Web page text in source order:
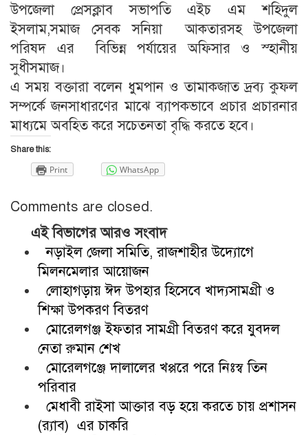
উপজেলা প্রেসক্লাব সভাপতি এইচ এম শহিদুল
ইসলাম,সমাজ সেবক সনিয়া আকতারসহ উপজেলা
পরিষদ এর বিভিন্ন পর্যায়ের অফিসার ও স্হানীয়
সুধীসমাজ।
এ সময় বক্তারা বলেন ধুমপান ও তামাকজাত দ্রব্য কুফল
সম্পর্কে জনসাধারণের মাঝে ব্যাপকভাবে প্রচার প্রচারনার
মাধ্যমে অবহিত করে সচেতনতা বৃদ্ধি করতে হবে।
Share this:
Print WhatsApp
Comments are closed.
এই বিভাগের আরও সংবাদ
নড়াইল জেলা সমিতি, রাজশাহীর উদ্যোগে
মিলনমেলার আয়োজন
লোহাগড়ায় ঈদ উপহার হিসেবে খাদ্যসামগ্রী ও
শিক্ষা উপকরণ বিতরণ
মোরেলগঞ্জ ইফতার সামগ্রী বিতরণ করে যুবদল
নেতা রুমান শেখ
মোরেলগঞ্জে দালালের খপ্পরে পরে নিঃস্ব তিন
পরিবার
মেধাবী রাইসা আক্তার বড় হয়ে করতে চায় প্রশাসন
(র‍্যাব) এর চাকরি